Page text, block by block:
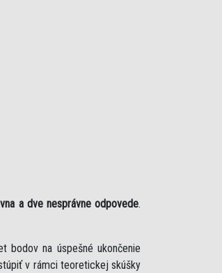
a dve nesprávne odpovede.
bodov na úspešné ukončenie
v rámci teoretickej skúšky